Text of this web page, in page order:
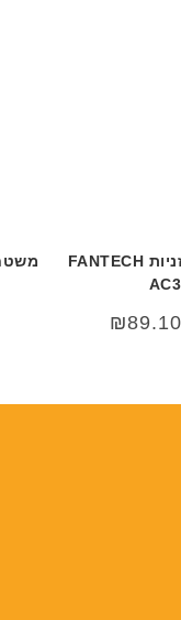
מעמד ורוד לאוזניות FANTECH
₪89.10